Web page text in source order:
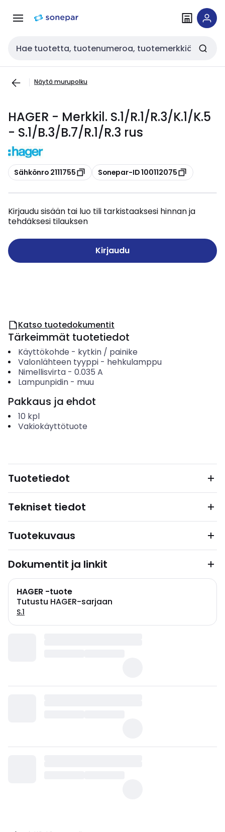
navigointiinsisältöön
Haku
Näytä murupolku
HAGER - Merkkil. S.1/R.1/R.3/K.1/K.5
- S.1/B.3/B.7/R.1/R.3 rus
Kopioi
Sähkönro 2111755 Kopioi
Sonepar-ID 100112075
Kirjaudu sisään tai luo tili tarkistaaksesi hinnan ja
tehdäksesi tilauksen
Kirjaudu
Katso tuotedokumentit
Tärkeimmät tuotetiedot
Käyttökohde - kytkin / painike
Valonlähteen tyyppi- hehkulamppu
Nimellisvirta- 0.035 A
Lampunpidin- muu
Pakkaus ja ehdot
10 kpl
Vakiokäyttötuote
Tuotetiedot
Tekniset tiedot
Tuotekuvaus
Dokumentit ja linkit
HAGER -tuote
Tutustu HAGER-sarjaan
S.1